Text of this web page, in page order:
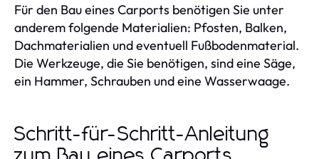
Für den Bau eines Carports benötigen Sie unter
anderem folgende Materialien: Pfosten, Balken,
Dachmaterialien und eventuell Fußbodenmaterial.
Die Werkzeuge, die Sie benötigen, sind eine Säge,
ein Hammer, Schrauben und eine Wasserwaage.
Schritt-für-Schritt-Anleitung